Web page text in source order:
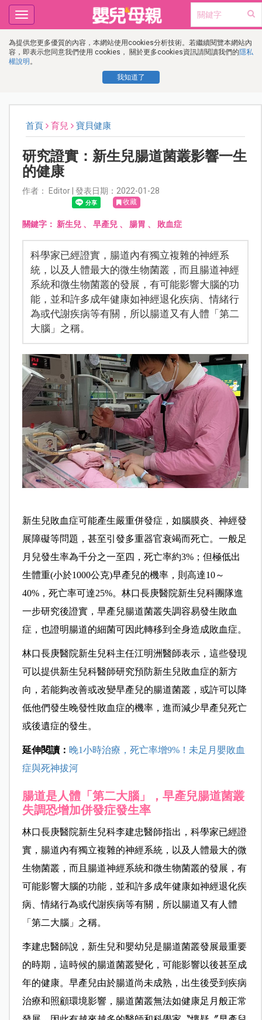
為提供您更多優質的內容，本網站使用cookies分析技術。若繼續閱覽本網站內
容，即表示您同意我們使用 cookies， 關於更多cookies資訊請閱讀我們的隱私
權說明 。
我知道了
Toggle
navigation
首頁 育兒 寶貝健康
研究證實：新生兒腸道菌叢影響一生
的健康
作者： Editor | 發表日期：2022-01-28
收藏
關鍵字： 新生兒、 早產兒、 腸胃 、 敗血症
科學家已經證實，腸道內有獨立複雜的神經系
統，以及人體最大的微生物菌叢，而且腸道神經
系統和微生物菌叢的發展，有可能影響大腦的功
能，並和許多成年健康如神經退化疾病、情緒行
為或代謝疾病等有關，所以腸道又有人體「第二
大腦」之稱。
新生兒敗血症可能產生嚴重併發症，如腦膜炎、神經發
展障礙等問題，甚至引發多重器官衰竭而死亡。一般足
月兒發生率為千分之一至四，死亡率約3%；但極低出
生體重(小於1000公克)早產兒的機率，則高達10～
40%，死亡率可達25%。林口長庚醫院新生兒科團隊進
一步研究後證實，早產兒腸道菌叢失調容易發生敗血
症，也證明腸道的細菌可因此轉移到全身造成敗血症。
林口長庚醫院新生兒科主任江明洲醫師表示，這些發現
可以提供新生兒科醫師研究預防新生兒敗血症的新方
向，若能夠改善或改變早產兒的腸道菌叢，或許可以降
低他們發生晚發性敗血症的機率，進而減少早產兒死亡
或後遺症的發生。
延伸閱讀： 晚1小時治療，死亡率增9%！未足月嬰敗血
症與死神拔河
腸道是人體「第二大腦」，早產兒腸道菌叢
失調恐增加併發症發生率
林口長庚醫院新生兒科李建忠醫師指出，科學家已經證
實，腸道內有獨立複雜的神經系統，以及人體最大的微
生物菌叢，而且腸道神經系統和微生物菌叢的發展，有
可能影響大腦的功能，並和許多成年健康如神經退化疾
病、情緒行為或代謝疾病等有關，所以腸道又有人體
「第二大腦」之稱。
李建忠醫師說，新生兒和嬰幼兒是腸道菌叢發展最重要
的時期，這時候的腸道菌叢變化，可能影響以後甚至成
年的健康。早產兒由於腸道尚未成熟，出生後受到疾病
治療和照顧環境影響，腸道菌叢無法如健康足月般正常